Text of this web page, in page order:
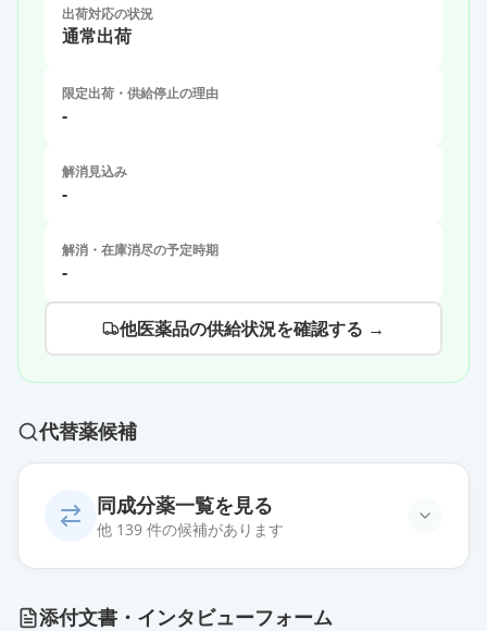
出荷対応の状況
通常出荷
限定出荷・供給停止の理由
-
解消見込み
-
解消・在庫消尽の予定時期
-
他医薬品の供給状況を確認する →
代替薬候補
同成分薬一覧を見る
他 139 件の候補があります
薬価 10.80 円
添付文書・インタビューフォーム